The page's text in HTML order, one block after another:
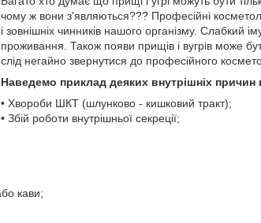
чому ж вони з'являються??? Професійні
і зовнішніх чинників нашого організму. Слабкий
проживання. Також появи прищів і вугрів може
слід негайно звернутися до професійного
Наведемо приклад деяких внутрішніх причин
• Хвороби ШКТ (шлунково - кишковий тракт);
• Збій роботи внутрішньої секреції;
кави;